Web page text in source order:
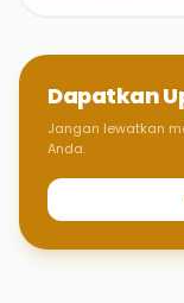
Dapatkan
Jangan lewatkan
Anda.